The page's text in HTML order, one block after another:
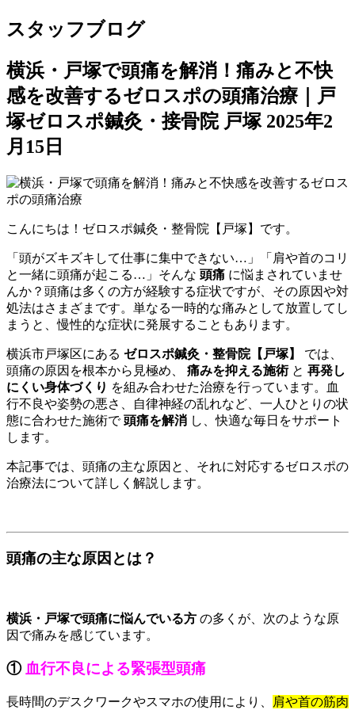
スタッフブログ
横浜・戸塚で頭痛を解消！痛みと不快
感を改善するゼロスポの頭痛治療｜戸
塚ゼロスポ鍼灸・接骨院 戸塚 2025年2
月15日
こんにちは！ゼロスポ鍼灸・整骨院【戸塚】です。
「頭がズキズキして仕事に集中できない…」「肩や首のコリ
と一緒に頭痛が起こる…」そんな 頭痛 に悩まされていませ
んか？頭痛は多くの方が経験する症状ですが、その原因や対
処法はさまざまです。単なる一時的な痛みとして放置してし
まうと、慢性的な症状に発展することもあります。
横浜市戸塚区にある ゼロスポ鍼灸・整骨院【戸塚】
では、
頭痛の原因を根本から見極め、 痛みを抑える施術と 再発し
にくい身体づくり を組み合わせた治療を行っています。血
行不良や姿勢の悪さ、自律神経の乱れなど、一人ひとりの状
態に合わせた施術で頭痛を解消 し、快適な毎日をサポート
します。
本記事では、頭痛の主な原因と、それに対応するゼロスポの
治療法について詳しく解説します。
頭痛の主な原因とは？
横浜・戸塚で頭痛に悩んでいる方 の多くが、次のような原
因で痛みを感じています。
①血行不良による緊張型頭痛
長時間のデスクワークやスマホの使用により、
肩や首の筋肉